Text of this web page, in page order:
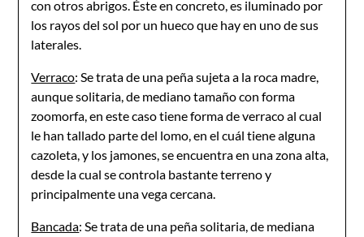
con otros abrigos. Éste en concreto, es iluminado por
los rayos del sol por un hueco que hay en uno de sus
laterales.
Verraco: Se trata de una peña sujeta a la roca madre,
aunque solitaria, de mediano tamaño con forma
zoomorfa, en este caso tiene forma de verraco al cual
le han tallado parte del lomo, en el cuál tiene alguna
cazoleta, y los jamones, se encuentra en una zona alta,
desde la cual se controla bastante terreno y
principalmente una vega cercana.
Bancada: Se trata de una peña solitaria, de mediana